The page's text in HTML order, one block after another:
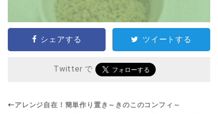
シェアする ツイートする
Twitter で
アレンジ自在！簡単作り置き～きのこのコンフィ～